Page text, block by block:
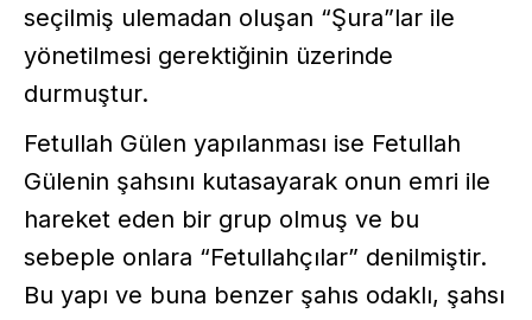
seçilmiş ulemadan oluşan “Şura”lar ile
yönetilmesi gerektiğinin üzerinde
durmuştur.
Fetullah Gülen yapılanması ise Fetullah
Gülenin şahsını kutasayarak onun emri ile
hareket eden bir grup olmuş ve bu
sebeple onlara “Fetullahçılar” denilmiştir.
Bu yapı ve buna benzer şahıs odaklı, şahsı